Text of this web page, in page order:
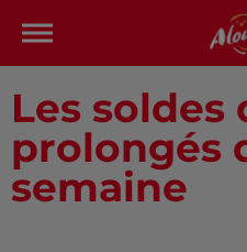
Les soldes
prolongés
semaine